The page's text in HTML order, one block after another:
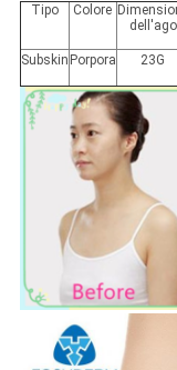
Tipo Colore
dell'ago
Subskin Porpora 23G